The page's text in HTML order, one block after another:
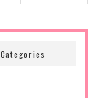
Categories